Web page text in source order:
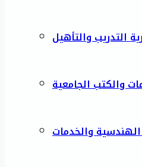
التدريب والتأهيل
والكتب الجامعية
والخدمات